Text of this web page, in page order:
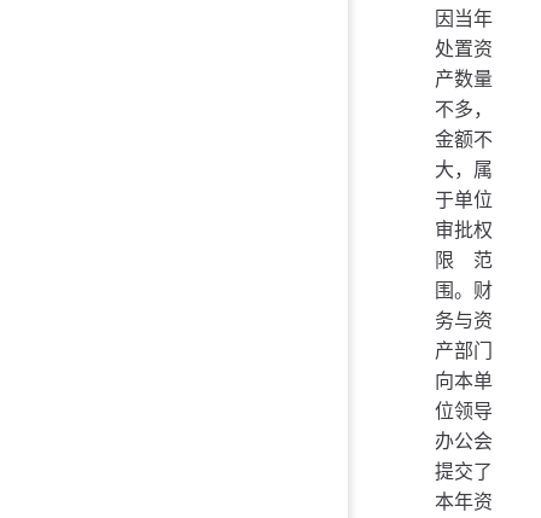
因当年
处置资
产数量
不多，
金额不
大，属
于单位
审批权
限范
围。财
务与资
产部门
向本单
位领导
办公会
提交了
本年资